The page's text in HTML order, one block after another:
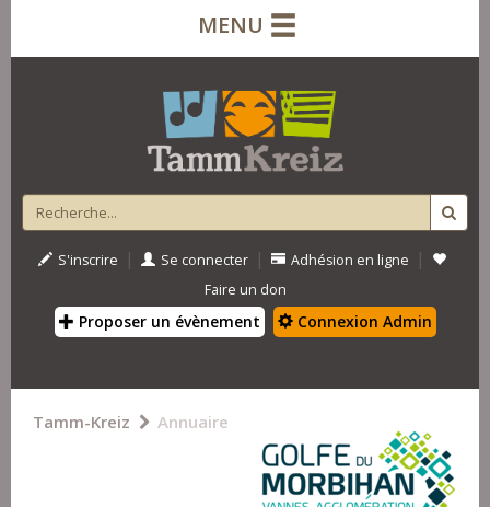
MENU
S'inscrire | Se connecter | Adhésion en ligne |
Faire un don
Proposer un évènement Connexion Admin
Tamm-Kreiz Annuaire